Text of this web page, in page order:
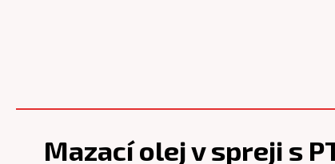
Mazací olej v spreji s